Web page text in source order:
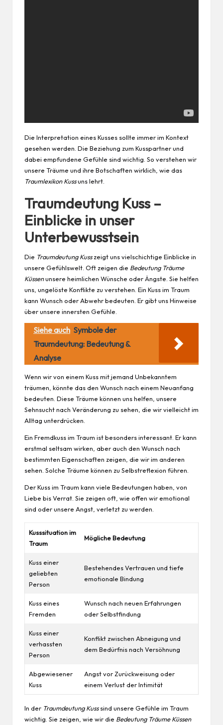
Die Interpretation eines Kusses sollte immer im Kontext
gesehen werden. Die Beziehung zum Kusspartner und
dabei empfundene Gefühle sind wichtig. So verstehen wir
unsere Träume und ihre Botschaften wirklich, wie das
Traumlexikon Kussuns lehrt.
Traumdeutung Kuss –
Einblicke in unser
Unterbewusstsein
Die Traumdeutung Kusszeigt uns vielschichtige Einblicke in
unsere Gefühlswelt. Oft zeigen die Bedeutung Träume
Küssenunsere heimlichen Wünsche oder Ängste. Sie helfen
uns, ungelöste Konflikte zu verstehen. Ein Kuss im Traum
kann Wunsch oder Abwehr bedeuten. Er gibt uns Hinweise
über unsere innersten Gefühle.
Siehe auch Symbole der
Traumdeutung: Bedeutung &
Analyse
Wenn wir von einem Kuss mit jemand Unbekanntem
träumen, könnte das den Wunsch nach einem Neuanfang
bedeuten. Diese Träume können uns helfen, unsere
Sehnsucht nach Veränderung zu sehen, die wir vielleicht im
Alltag unterdrücken.
Ein Fremdkuss im Traum ist besonders interessant. Er kann
erstmal seltsam wirken, aber auch den Wunsch nach
bestimmten Eigenschaften zeigen, die wir im anderen
sehen. Solche Träume können zu Selbstreflexion führen.
Der Kuss im Traum kann viele Bedeutungen haben, von
Liebe bis Verrat. Sie zeigen oft, wie offen wir emotional
sind oder unsere Angst, verletzt zu werden.
Kusssituation im
Traum
Mögliche Bedeutung
Kuss einer
geliebten
Person
Bestehendes Vertrauen und tiefe
emotionale Bindung
Kuss eines
Fremden
Wunsch nach neuen Erfahrungen
oder Selbstfindung
Kuss einer
verhassten
Person
Konflikt zwischen Abneigung und
dem Bedürfnis nach Versöhnung
Abgewiesener
Kuss
Angst vor Zurückweisung oder
einem Verlust der Intimität
In der Traumdeutung Kusssind unsere Gefühle im Traum
wichtig. Sie zeigen, wie wir die Bedeutung Träume Küssen